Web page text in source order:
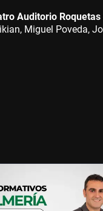
Auditorio
Miguel Poveda,